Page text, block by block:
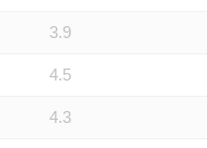
3.9
4.5
4.3